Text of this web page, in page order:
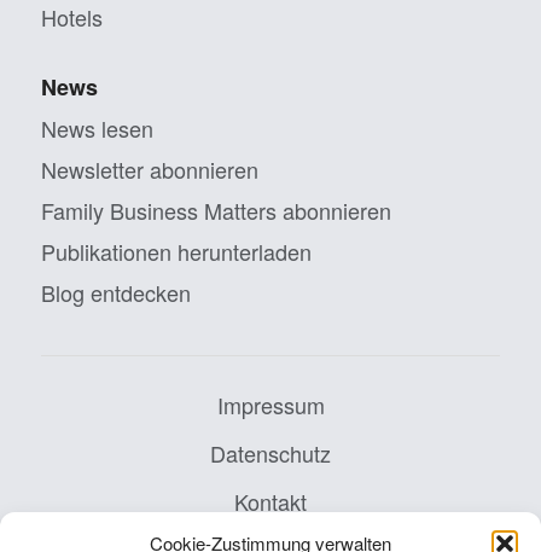
Cookie-Zustimmung verwalten
Hotels
News
News lesen
Newsletter abonnieren
Family Business Matters abonnieren
Publikationen herunterladen
Blog entdecken
Impressum
Datenschutz
Kontakt